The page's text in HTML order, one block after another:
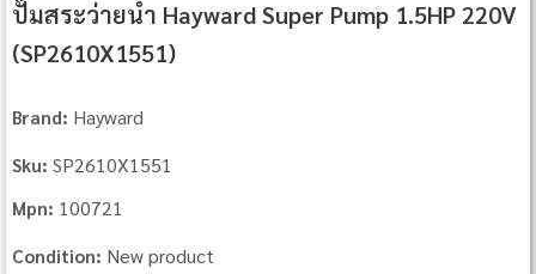
ปั๊มสระว่ายน้ำ Hayward Super Pump 1.5HP 220V
(SP2610X1551)
Brand: Hayward
Sku: SP2610X1551
Mpn: 100721
Condition: New product